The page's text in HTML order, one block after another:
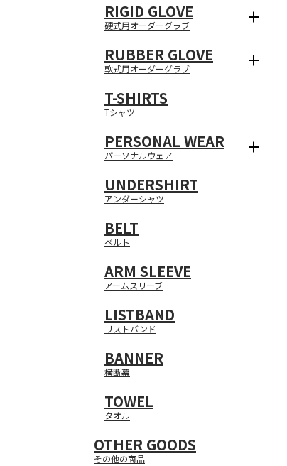
RIGID GLOVE
硬式用オーダーグラブ
RUBBER GLOVE
軟式用オーダーグラブ
T-SHIRTS
Tシャツ
PERSONAL WEAR
パーソナルウェア
UNDERSHIRT
アンダーシャツ
BELT
ベルト
ARM SLEEVE
アームスリーブ
LISTBAND
リストバンド
BANNER
横断幕
TOWEL
タオル
OTHER GOODS
その他の商品
ユニフォーム
■営業日：月・
■営業時間：10
■営業日：月・
■営業時間：10
薄手生地
厚手オックスフ
ハトメ加工
過去の購入履歴
無料見積もりの
お客様のご登録
お客様のご登録
過去の購入履歴
無料見積もりの
こちらの画面
送付先リストは
こちらの画面か
こちらの画面か